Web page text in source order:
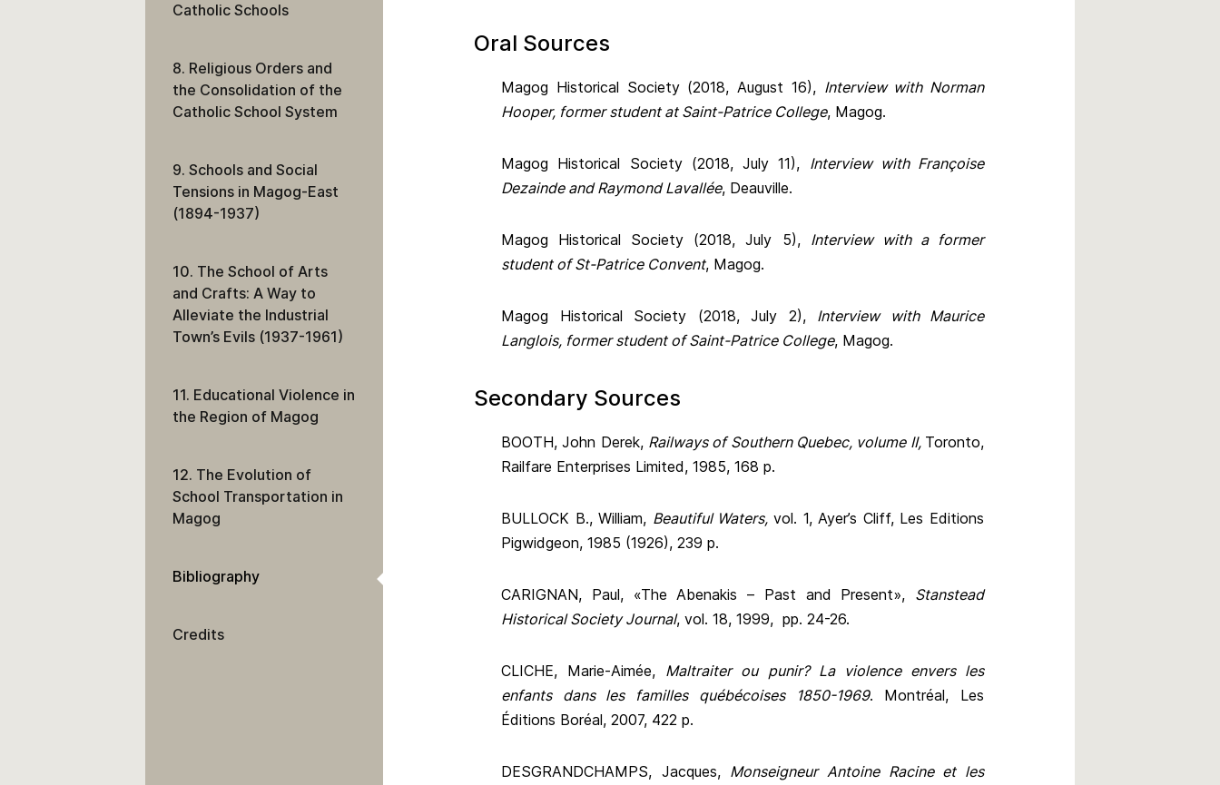
Oral Sources
Magog Historical Society (2018, August 16), Interview with Norman
Hooper, former student at Saint-Patrice College, Magog.
Magog Historical Society (2018, July 11), Interview with Françoise
Dezainde and Raymond Lavallée, Deauville.
Magog Historical Society (2018, July 5), Interview with a former
student of St-Patrice Convent, Magog.
Magog Historical Society (2018, July 2), Interview with Maurice
Langlois, former student of Saint-Patrice College, Magog.
Secondary Sources
BOOTH, John Derek, Railways of Southern Quebec, volume II, Toronto,
Railfare Enterprises Limited, 1985, 168 p.
BULLOCK B., William, Beautiful Waters,vol. 1, Ayer’s Cliff, Les Editions
Pigwidgeon, 1985 (1926), 239 p.
CARIGNAN, Paul, «The Abenakis – Past and Present», Stanstead
Historical Society Journal, vol. 18, 1999, pp. 24-26.
CLICHE, Marie-Aimée, Maltraiter ou punir? La violence envers les
enfants dans les familles québécoises 1850-1969. Montréal, Les
Éditions Boréal, 2007, 422 p.
DESGRANDCHAMPS, Jacques, Monseigneur Antoine Racine et les
Catholic Schools
8. Religious Orders and
the Consolidation of the
Catholic School System
9. Schools and Social
Tensions in Magog-East
(1894-1937)
10. The School of Arts
and Crafts: A Way to
Alleviate the Industrial
Town’s Evils (1937-1961)
11. Educational Violence in
the Region of Magog
12. The Evolution of
School Transportation in
Magog
Bibliography
Credits